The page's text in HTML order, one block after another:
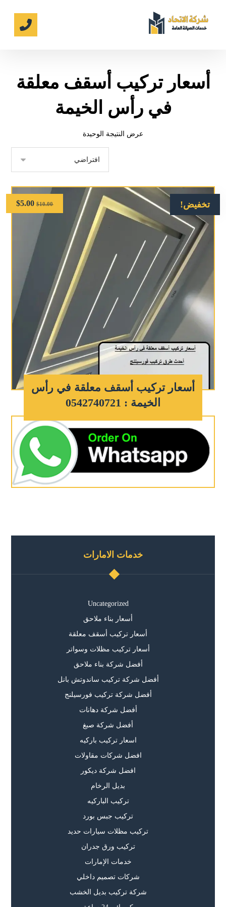
أسعار تركيب أسقف معلقة
في رأس الخيمة
عرض النتيجة الوحيدة
تخفيض!
أسعار تركيب أسقف معلقة في رأس
الخيمة : 0542740721
$10.00
$5.00
خدمات الامارات
Uncategorized
أسعار بناء ملاحق
أسعار تركيب أسقف معلقة
أسعار تركيب مظلات وسواتر
أفضل شركة بناء ملاحق
أفضل شركة تركيب ساندوتش بانل
أفضل شركة تركيب فورسيلنج
أفضل شركة دهانات
أفضل شركة صبغ
اسعار تركيب باركيه
افضل شركات مقاولات
افضل شركة ديكور
بديل الرخام
تركيب الباركيه
تركيب جبس بورد
تركيب مظلات سيارات حديد
تركيب ورق جدران
خدمات الإمارات
شركات تصميم داخلي
شركة تركيب بديل الخشب